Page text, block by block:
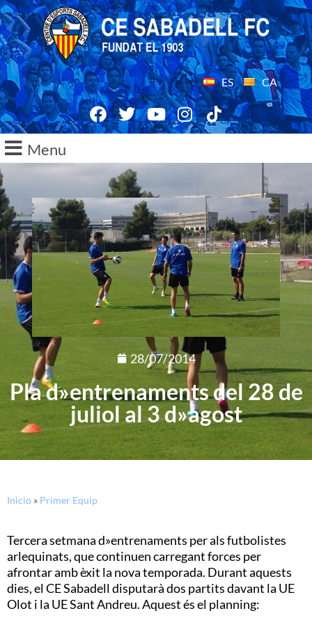
ES CA
Menu
28/07/2014
Pla d»entrenaments del 28 de
juliol al 3 d»agost
Inicio » Primer Equip
Tercera setmana d»entrenaments per als futbolistes
arlequinats, que continuen carregant forces per
afrontar amb èxit la nova temporada. Durant aquests
dies, el CE Sabadell disputarà dos partits davant la UE
Olot i la UE Sant Andreu. Aquest és el planning: